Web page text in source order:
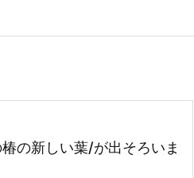
サイド


検索
の新しい葉/が出そろいま